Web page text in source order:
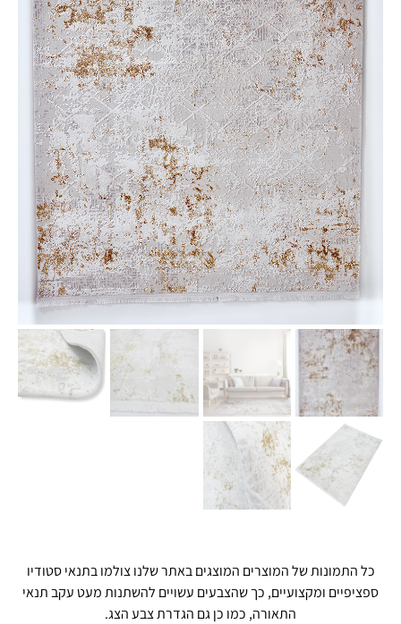
כל התמונות של המוצרים המוצגים באתר שלנו צולמו בתנאי סטודיו
ספציפיים ומקצועיים, כך שהצבעים עשויים להשתנות מעט עקב תנאי
התאורה, כמו כן גם הגדרת צבע הצג.